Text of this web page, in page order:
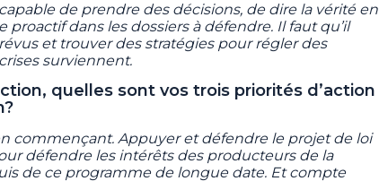
de prendre des décisions, de dire la vérité en
dans les dossiers à défendre. Il faut qu’il
et trouver des stratégies pour régler des
surviennent.
quelles sont vos trois priorités d’action
commençant. Appuyer et défendre le projet de loi
défendre les intérêts des producteurs de la
de ce programme de longue date. Et compte